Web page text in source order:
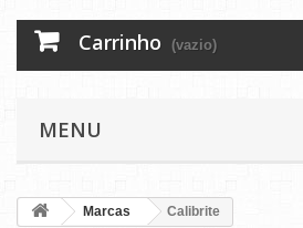
Carrinho (vazio)
MENU
Marcas Calibrite